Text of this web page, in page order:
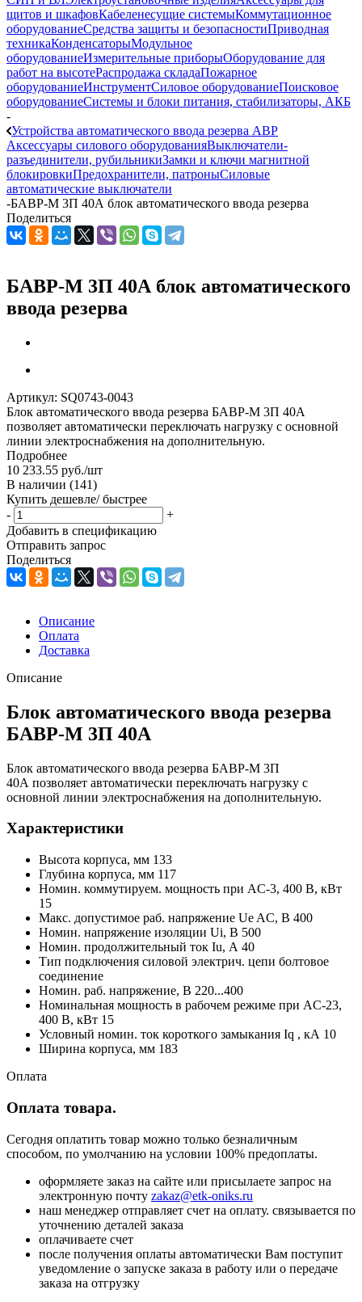
щитов и шкафовКабеленесущие системыКоммутационное
оборудованиеСредства защиты и безопасностиПриводная
техникаКонденсаторыМодульное
оборудованиеИзмерительные приборыОборудование для
работ на высотеРаспродажа складаПожарное
оборудованиеИнструментСиловое оборудованиеПоисковое
оборудованиеСистемы и блоки питания, стабилизаторы, АКБ
-
Устройства автоматического ввода резерва АВР
Аксессуары силового оборудованияВыключатели-
разъединители, рубильникиЗамки и ключи магнитной
блокировкиПредохранители, патроныСиловые
автоматические выключатели
-БАВР-М 3П 40А блок автоматического ввода резерва
Поделиться
БАВР-М 3П 40А блок автоматического
ввода резерва
Артикул: SQ0743-0043
Блок автоматического ввода резерва БАВР-М 3П 40А
позволяет автоматически переключать нагрузку с основной
линии электроснабжения на дополнительную.
Подробнее
10 233.55 руб./шт
В наличии (141)
Купить дешевле/ быстрее
-
+
Добавить в спецификацию
Отправить запрос
Поделиться
Описание
Оплата
Доставка
Описание
Блок автоматического ввода резерва
БАВР-М 3П 40А
Блок автоматического ввода резерва БАВР-М 3П
40А позволяет автоматически переключать нагрузку с
основной линии электроснабжения на дополнительную.
Характеристики
Высота корпуса, мм 133
Глубина корпуса, мм 117
Номин. коммутируем. мощность при AC-3, 400 В, кВт
15
Макс. допустимое раб. напряжение Ue AC, В 400
Номин. напряжение изоляции Ui, В 500
Номин. продолжительный ток Iu, А 40
Тип подключения силовой электрич. цепи болтовое
соединение
Номин. раб. напряжение, В 220...400
Номинальная мощность в рабочем режиме при AC-23,
400 В, кВт 15
Условный номин. ток короткого замыкания Iq , кА 10
Ширина корпуса, мм 183
Оплата
Оплата товара.
Сегодня оплатить товар можно только безналичным
способом, по умолчанию на условии 100% предоплаты.
оформляете заказ на сайте или присылаете запрос на
электронную почту zakaz@etk-oniks.ru
наш менеджер отправляет счет на оплату. связывается по
уточнению деталей заказа
оплачиваете счет
после получения оплаты автоматически Вам поступит
уведомление о запуске заказа в работу или о передаче
заказа на отгрузку